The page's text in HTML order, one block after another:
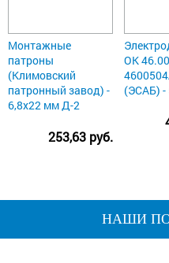
Монтажные
патроны
(Климовский
патронный завод) -
6,8х22 мм Д-2
253,63 руб.
ОК 46.00
(ЭСАБ) -
НАШИ